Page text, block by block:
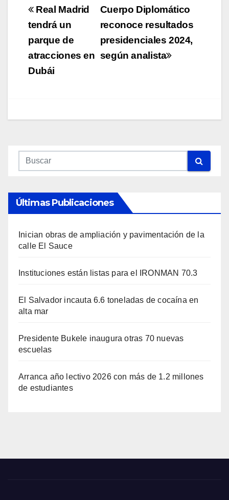
Navegación
de
entradas
Cuerpo Diplomático
reconoce resultados
presidenciales 2024,
según analista
Real Madrid
tendrá un
parque de
atracciones en
Dubái
Últimas Publicaciones
Inician obras de ampliación y pavimentación de la
calle El Sauce
Instituciones están listas para el IRONMAN 70.3
El Salvador incauta 6.6 toneladas de cocaína en
alta mar
Presidente Bukele inaugura otras 70 nuevas
escuelas
Arranca año lectivo 2026 con más de 1.2 millones
de estudiantes